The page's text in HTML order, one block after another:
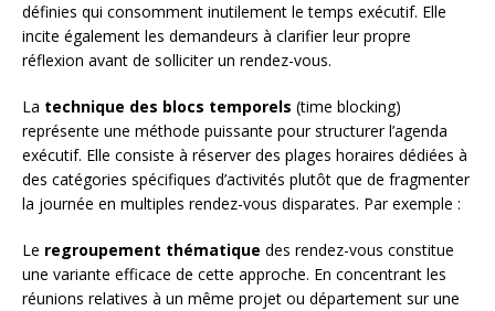
définies qui consomment inutilement le temps exécutif. Elle
incite également les demandeurs à clarifier leur propre
réflexion avant de solliciter un rendez-vous.
La technique des blocs temporels (time blocking)
représente une méthode puissante pour structurer l’agenda
exécutif. Elle consiste à réserver des plages horaires dédiées à
des catégories spécifiques d’activités plutôt que de fragmenter
la journée en multiples rendez-vous disparates. Par exemple :
Le regroupement thématique des rendez-vous constitue
une variante efficace de cette approche. En concentrant les
réunions relatives à un même projet ou département sur une